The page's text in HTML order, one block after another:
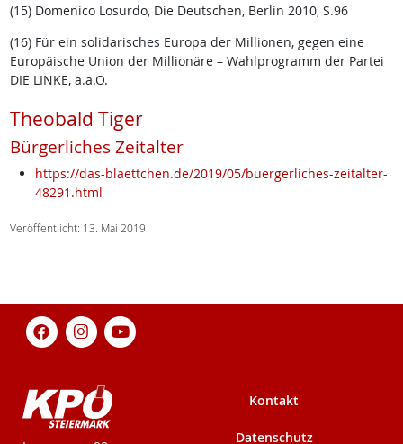
(15) Domenico Losurdo, Die Deutschen, Berlin 2010, S.96
(16) Für ein solidarisches Europa der Millionen, gegen eine
Europäische Union der Millionäre – Wahlprogramm der Partei
DIE LINKE, a.a.O.
Theobald Tiger
Bürgerliches Zeitalter
https://das-blaettchen.de/2019/05/buergerliches-zeitalter-
48291.html
Veröffentlicht: 13. Mai 2019
Kontakt
Datenschutz